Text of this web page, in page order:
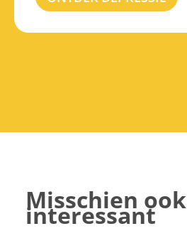
Misschien ook
interessant